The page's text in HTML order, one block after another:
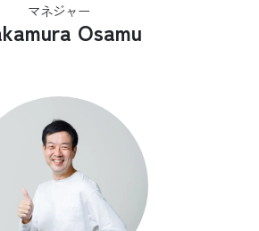
マネジャー
Osamu